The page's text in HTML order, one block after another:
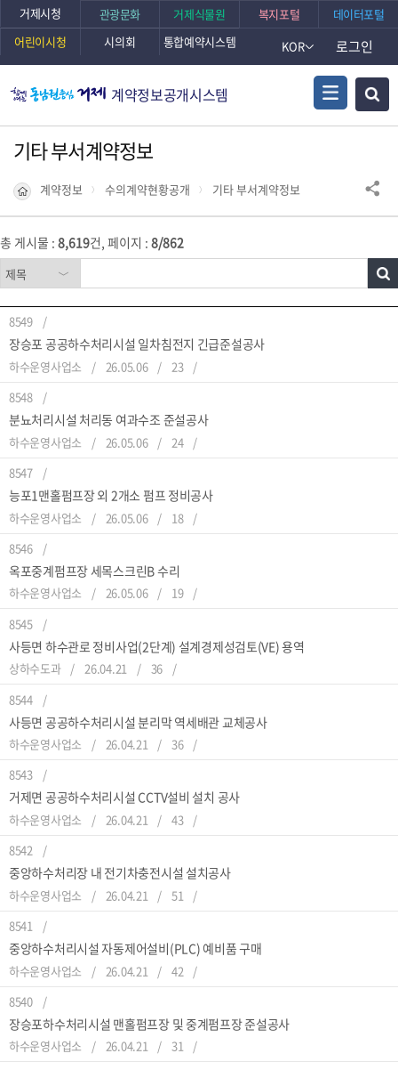
거제시청 관광문화 거제식물원 복지포털
데이터포털
어린이시청
시의회 통합예약시스템 KOR 로그인
계약정보공개시스템
기타 부서계약정보
계약정보 수의계약현황공개 기타 부서계약정보
총 게시물 : 8,619건, 페이지 : 8/862
8549
장승포 공공하수처리시설 일차침전지 긴급준설공사
하수운영사업소 26.05.06
23
8548
분뇨처리시설 처리동 여과수조 준설공사
하수운영사업소 26.05.06
24
8547
능포1맨홀펌프장 외 2개소 펌프 정비공사
하수운영사업소 26.05.06
18
8546
옥포중계펌프장 세목스크린B 수리
하수운영사업소 26.05.06
19
8545
사등면 하수관로 정비사업(2단계) 설계경제성검토(VE) 용역
상하수도과 26.04.21
36
8544
사등면 공공하수처리시설 분리막 역세배관 교체공사
하수운영사업소 26.04.21
36
8543
거제면 공공하수처리시설 CCTV설비 설치 공사
하수운영사업소 26.04.21
43
8542
중앙하수처리장 내 전기차충전시설 설치공사
하수운영사업소 26.04.21
51
8541
중앙하수처리시설 자동제어설비(PLC) 예비품 구매
하수운영사업소 26.04.21
42
8540
장승포하수처리시설 맨홀펌프장 및 중계펌프장 준설공사
하수운영사업소 26.04.21 31